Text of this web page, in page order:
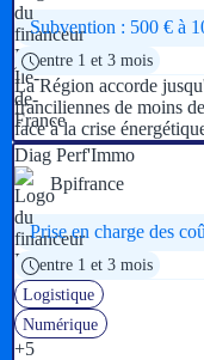
Subvention : 500 € à
entre 1 et 3 mois
La Région accorde
franciliennes de moins
face à la crise
Diag Perf'Immo
Bpifrance
Prise en charge des
entre 1 et 3 mois
Logistique
Numérique
+5